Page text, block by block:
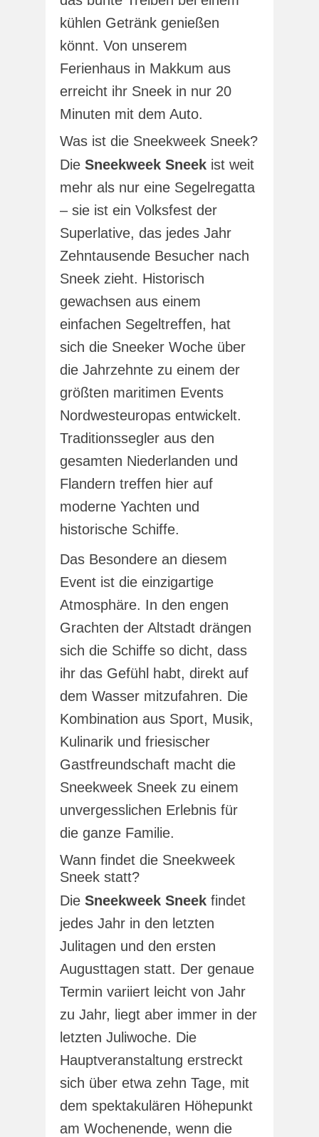
kühlen Getränk genießen
könnt. Von unserem
Ferienhaus in Makkum aus
erreicht ihr Sneek in nur 20
Minuten mit dem Auto.
Was ist die Sneekweek Sneek?
Die Sneekweek Sneek ist weit
mehr als nur eine Segelregatta
– sie ist ein Volksfest der
Superlative, das jedes Jahr
Zehntausende Besucher nach
Sneek zieht. Historisch
gewachsen aus einem
einfachen Segeltreffen, hat
sich die Sneeker Woche über
die Jahrzehnte zu einem der
größten maritimen Events
Nordwesteuropas entwickelt.
Traditionssegler aus den
gesamten Niederlanden und
Flandern treffen hier auf
moderne Yachten und
historische Schiffe.
Das Besondere an diesem
Event ist die einzigartige
Atmosphäre. In den engen
Grachten der Altstadt drängen
sich die Schiffe so dicht, dass
ihr das Gefühl habt, direkt auf
dem Wasser mitzufahren. Die
Kombination aus Sport, Musik,
Kulinarik und friesischer
Gastfreundschaft macht die
Sneekweek Sneek zu einem
unvergesslichen Erlebnis für
die ganze Familie.
Wann findet die Sneekweek
Sneek statt?
Die Sneekweek Sneek findet
jedes Jahr in den letzten
Julitagen und den ersten
Augusttagen statt. Der genaue
Termin variiert leicht von Jahr
zu Jahr, liegt aber immer in der
letzten Juliwoche. Die
Hauptveranstaltung erstreckt
sich über etwa zehn Tage, mit
dem spektakulären Höhepunkt
am Wochenende, wenn die